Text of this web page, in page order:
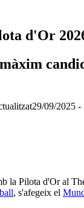
d'Or
29/09/2025 -
la Pilota d'Or al
, s'afegeix el